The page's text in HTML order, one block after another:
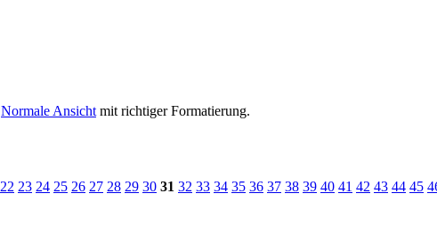
Normale Ansicht mit richtiger Formatierung.
22 23 24 25 26 27 28 29 30 31 32 33 34 35 36 37 38 39 40 41 42 43 44 45